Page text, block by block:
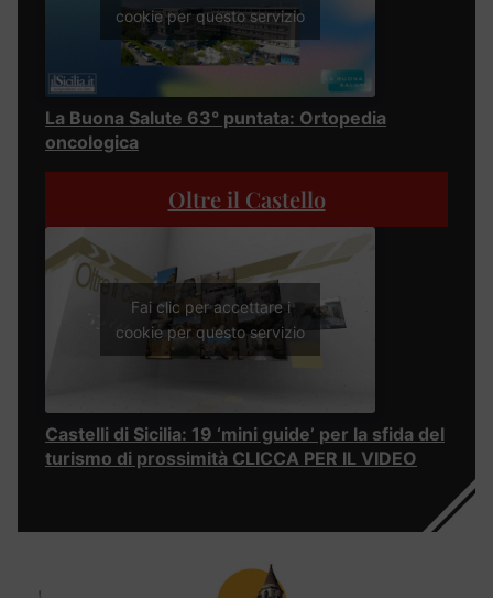
cookie per questo servizio
La Buona Salute 63° puntata: Ortopedia
oncologica
Oltre il Castello
Fai clic per accettare i
cookie per questo servizio
Castelli di Sicilia: 19 ‘mini guide’ per la sfida del
turismo di prossimità CLICCA PER IL VIDEO